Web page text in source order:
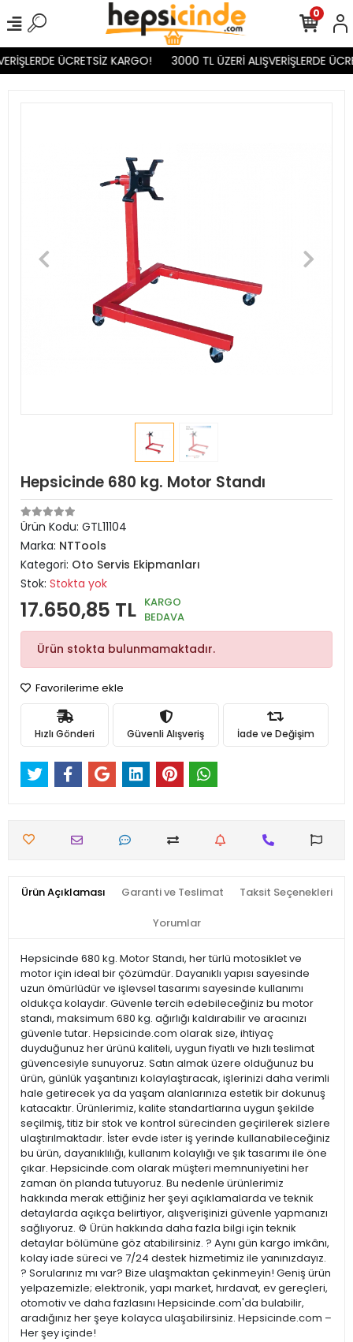
ÜCRETSİZ KARGO! 3000 TL ÜZERİ ALIŞVERİŞLERDE
0
Hepsicinde 680 kg. Motor Standı
Ürün Kodu: GTL11104
Marka: NTTools
Kategori: Oto Servis Ekipmanları
Stok: Stokta yok
17.650,85 TL KARGO
BEDAVA
Ürün stokta bulunmamaktadır.
Favorilerime ekle
Hızlı Gönderi Güvenli Alışveriş İade ve Değişim
Ürün Açıklaması Garanti ve Teslimat Taksit Seçenekleri
Yorumlar
Hepsicinde 680 kg. Motor Standı, her türlü motosiklet ve
motor için ideal bir çözümdür. Dayanıklı yapısı sayesinde
uzun ömürlüdür ve işlevsel tasarımı sayesinde kullanımı
oldukça kolaydır. Güvenle tercih edebileceğiniz bu motor
standı, maksimum 680 kg. ağırlığı kaldırabilir ve aracınızı
güvenle tutar. Hepsicinde.com olarak size, ihtiyaç
duyduğunuz her ürünü kaliteli, uygun fiyatlı ve hızlı teslimat
güvencesiyle sunuyoruz. Satın almak üzere olduğunuz bu
ürün, günlük yaşantınızı kolaylaştıracak, işlerinizi daha verimli
hale getirecek ya da yaşam alanlarınıza estetik bir dokunuş
katacaktır. Ürünlerimiz, kalite standartlarına uygun şekilde
seçilmiş, titiz bir stok ve kontrol sürecinden geçirilerek sizlere
ulaştırılmaktadır. İster evde ister iş yerinde kullanabileceğiniz
bu ürün, dayanıklılığı, kullanım kolaylığı ve şık tasarımı ile öne
çıkar. Hepsicinde.com olarak müşteri memnuniyetini her
zaman ön planda tutuyoruz. Bu nedenle ürünlerimiz
hakkında merak ettiğiniz her şeyi açıklamalarda ve teknik
detaylarda açıkça belirtiyor, alışverişinizi güvenle yapmanızı
sağlıyoruz. ⚙️ Ürün hakkında daha fazla bilgi için teknik
detaylar bölümüne göz atabilirsiniz. ? Aynı gün kargo imkânı,
kolay iade süreci ve 7/24 destek hizmetimiz ile yanınızdayız.
? Sorularınız mı var? Bize ulaşmaktan çekinmeyin! Geniş ürün
yelpazemizle; elektronik, yapı market, hırdavat, ev gereçleri,
otomotiv ve daha fazlasını Hepsicinde.com'da bulabilir,
aradığınız her şeye kolayca ulaşabilirsiniz. Hepsicinde.com –
Her şey içinde!